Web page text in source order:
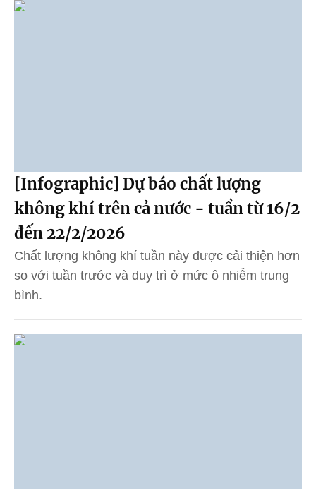
[Infographic] Dự báo chất lượng
không khí trên cả nước - tuần từ 16/2
đến 22/2/2026
Chất lượng không khí tuần này được cải thiện hơn
so với tuần trước và duy trì ở mức ô nhiễm trung
bình.